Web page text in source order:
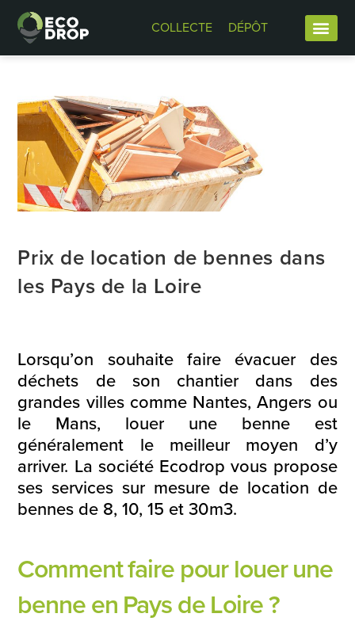
COLLECTE DÉPÔT
Prix de location de bennes dans
les Pays de la Loire
Lorsqu’on souhaite faire évacuer des
déchets de son chantier dans des
grandes villes comme Nantes, Angers ou
le Mans, louer une benne est
généralement le meilleur moyen d’y
arriver. La société Ecodrop vous propose
ses services sur mesure de location de
bennes de 8, 10, 15 et 30m3.
Comment faire pour louer une
benne en Pays de Loire ?